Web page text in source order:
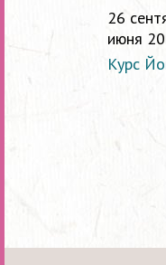
26
июня
Курс